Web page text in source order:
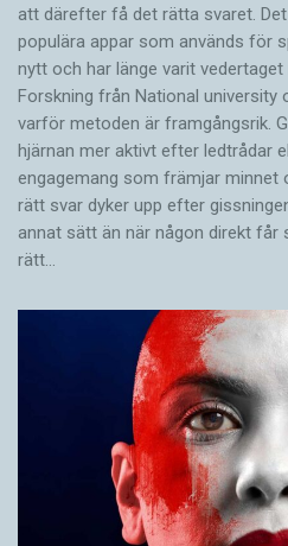
att därefter få det rätta svaret.
populära appar som används för
nytt och har länge varit
Forskning från National university
varför metoden är framgångsrik.
hjärnan mer aktivt ­efter ledtrådar
engagemang som främjar minnet
rätt svar dyker upp efter
annat sätt än när någon direkt får
rätt…